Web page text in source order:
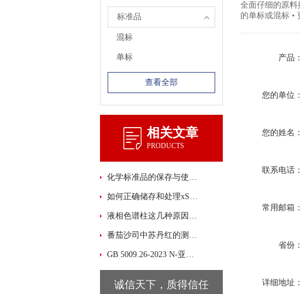
标准品
混标
单标
查看全部
相关文章
PRODUCTS
化学标准品的保存与使用注意事项
如何正确储存和处理xStandard 化学标准品？
液相色谱柱这几种原因会导致柱压升高
番茄沙司中苏丹红的测定 SPE-HPLC 法 解决方案
GB 5009.26-2023 N-亚硝胺类化合物测定 选定产品：迪马科技 PLS-A净化填料
诚信天下，质得信任
全面仔细的原料
的单标或混标 •
产品：
您的单位：
您的姓名：
联系电话：
常用邮箱：
省份：
详细地址：